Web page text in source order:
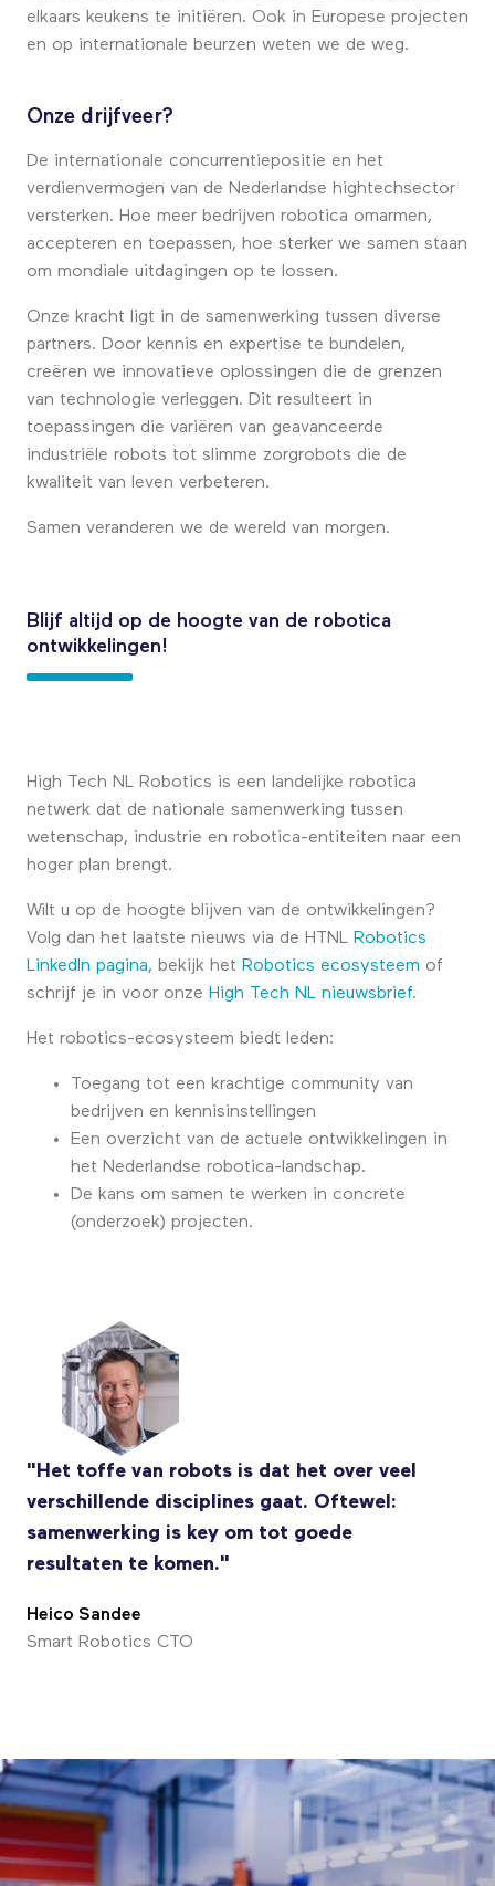
elkaars keukens te initiëren. Ook in Europese projecten
en op internationale beurzen weten we de weg.
Onze drijfveer?
De internationale concurrentiepositie en het
verdienvermogen van de Nederlandse hightechsector
versterken. Hoe meer bedrijven robotica omarmen,
accepteren en toepassen, hoe sterker we samen staan
om mondiale uitdagingen op te lossen.
Onze kracht ligt in de samenwerking tussen diverse
partners. Door kennis en expertise te bundelen,
creëren we innovatieve oplossingen die de grenzen
van technologie verleggen. Dit resulteert in
toepassingen die variëren van geavanceerde
industriële robots tot slimme zorgrobots die de
kwaliteit van leven verbeteren.
Samen veranderen we de wereld van morgen.
Blijf altijd op de hoogte van de robotica
ontwikkelingen!
High Tech NL Robotics is een landelijke robotica
netwerk dat de nationale samenwerking tussen
wetenschap, industrie en robotica-entiteiten naar een
hoger plan brengt.
Wilt u op de hoogte blijven van de ontwikkelingen?
Volg dan het laatste nieuws via de HTNL Robotics
LinkedIn pagina, bekijk het Robotics ecosysteem of
schrijf je in voor onze High Tech NL nieuwsbrief.
Het robotics-ecosysteem biedt leden:
Toegang tot een krachtige community van
bedrijven en kennisinstellingen
Een overzicht van de actuele ontwikkelingen in
het Nederlandse robotica-landschap.
De kans om samen te werken in concrete
(onderzoek) projecten.
"Het toffe van robots is dat het over veel
verschillende disciplines gaat. Oftewel:
samenwerking is key om tot goede
resultaten te komen."
Heico Sandee
Smart Robotics CTO